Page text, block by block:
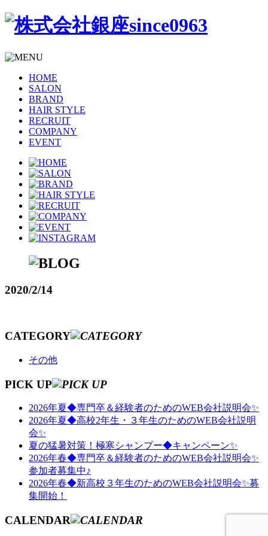
HOME
SALON
BRAND
HAIR STYLE
RECRUIT
COMPANY
EVENT
2020/2/14
CATEGORY
その他
PICK UP
2026年夏◆専門卒＆経験者のためのWEB会社説明会✨
2026年夏◆高校2年生・３年生のためのWEB会社説明
会✨
夏の猛暑対策！極寒シャンプー◆キャンペーン✨
2026年春◆専門卒＆経験者のためのWEB会社説明会✨
参加者募集中♪
2026年春◆新高校３年生のためのWEB会社説明会✨募
集開始！
CALENDAR